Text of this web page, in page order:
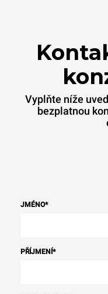
Vyplňte níže
bezplatnou
JMÉNO*
PŘÍJMENÍ *